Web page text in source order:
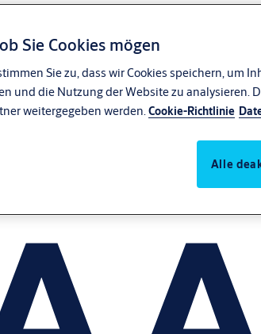
Sie Cookies mögen
Sie zu, dass wir Cookies speichern, um
und die Nutzung der Website zu analysieren.
weitergegeben werden.Cookie-Richtlinie
Alle